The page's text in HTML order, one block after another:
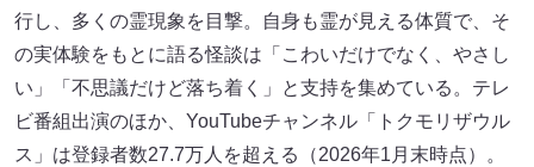
行し、多くの霊現象を目撃。自身も霊が見える体質で、そ
の実体験をもとに語る怪談は「こわいだけでなく、やさし
い」「不思議だけど落ち着く」と支持を集めている。テレ
ビ番組出演のほか、YouTubeチャンネル「トクモリザウル
ス」は登録者数27.7万人を超える（2026年1月末時点）。